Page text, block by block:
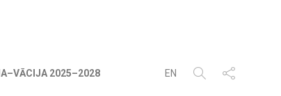
2025–2028 EN